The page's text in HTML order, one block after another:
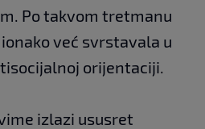
Po takvom tretmanu
već svrstavala u
orijentaciji.
izlazi ususret